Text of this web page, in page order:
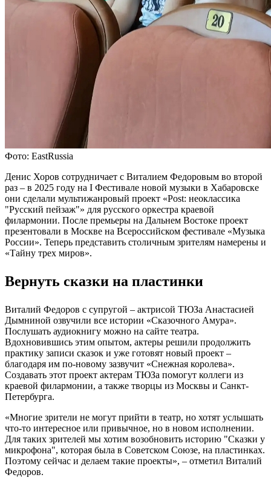
Фото: EastRussia
Денис Хоров сотрудничает с Виталием Федоровым во второй
раз – в 2025 году на I Фестивале новой музыки в Хабаровске
они сделали мультижанровый проект «Post: неоклассика
"Русский пейзаж"» для русского оркестра краевой
филармонии. После премьеры на Дальнем Востоке проект
презентовали в Москве на Всероссийском фестивале «Музыка
России». Теперь представить столичным зрителям намерены и
«Тайну трех миров».
Вернуть сказки на пластинки
Виталий Федоров с супругой – актрисой ТЮЗа Анастасией
Дымниной озвучили все истории «Сказочного Амура».
Послушать аудиокнигу можно на сайте театра.
Вдохновившись этим опытом, актеры решили продолжить
практику записи сказок и уже готовят новый проект –
благодаря им по-новому зазвучит «Снежная королева».
Создавать этот проект актерам ТЮЗа помогут коллеги из
краевой филармонии, а также творцы из Москвы и Санкт-
Петербурга.
«Многие зрители не могут прийти в театр, но хотят услышать
что-то интересное или привычное, но в новом исполнении.
Для таких зрителей мы хотим возобновить историю "Сказки у
микрофона", которая была в Советском Союзе, на пластинках.
Поэтому сейчас и делаем такие проекты», – отметил Виталий
Федоров.